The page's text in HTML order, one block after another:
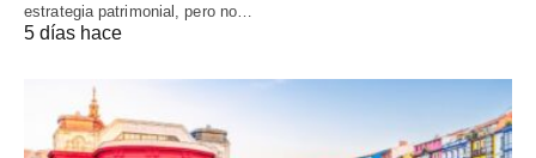
estrategia patrimonial, pero no…
5 días hace